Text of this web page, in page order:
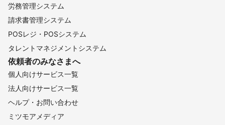
労務管理システム
請求書管理システム
POSレジ・POSシステム
タレントマネジメントシステム
依頼者のみなさまへ
個人向けサービス一覧
法人向けサービス一覧
ヘルプ・お問い合わせ
ミツモアメディア